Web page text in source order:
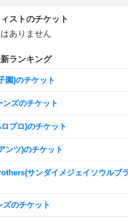
ストのチケット
ありません
ランキング
園)のチケット
ズのチケット
プロ)のチケット
ンツ)のチケット
サンダイメジェイソウルブ
のチケット